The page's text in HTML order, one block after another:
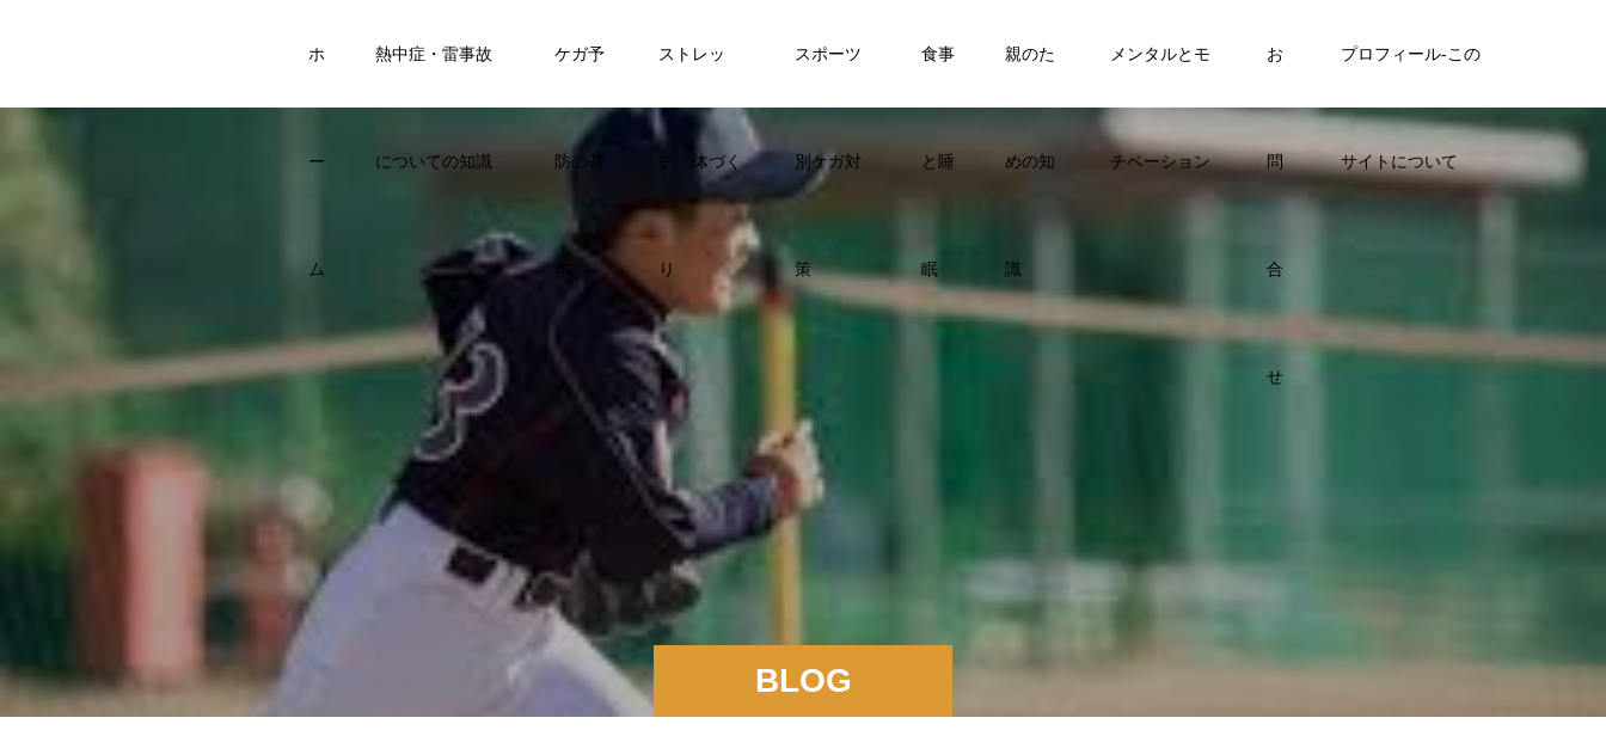
ホ
ー
ム
熱中症・雷事故
についての知識
ケガ予
防の基
ストレッ
チ・体づく
り
スポーツ
別ケガ対
策
食事
と睡
眠
親のた
めの知
識
メンタルとモ
チベーション
お
問
合
せ
プロフィール-この
サイトについて
BLOG